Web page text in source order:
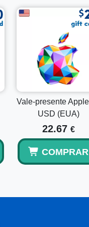
Vale-presente
USD (EUA)
22.67 €
COMPRAR